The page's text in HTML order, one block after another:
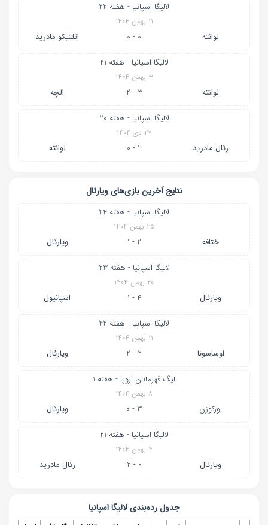
لالیگا اسپانیا - هفته 22
۱۱ بهمن ۱۴۰۴
لوانته 0 - 0 اتلتیکو مادرید
لالیگا اسپانیا - هفته 21
۳ بهمن ۱۴۰۴
لوانته 3 - 2 الچه
لالیگا اسپانیا - هفته 20
۲۷ دی ۱۴۰۴
رئال مادرید 2 - 0 لوانته
نتایج آخرین بازی‌های ویارئال
لالیگا اسپانیا - هفته 24
۲۵ بهمن ۱۴۰۴
ختافه 2 - 1 ویارئال
لالیگا اسپانیا - هفته 23
۲۰ بهمن ۱۴۰۴
ویارئال 4 - 1 اسپانیول
لالیگا اسپانیا - هفته 22
۱۱ بهمن ۱۴۰۴
اوساسونا 2 - 2 ویارئال
لیگ قهرمانان اروپا - هفته 1
۸ بهمن ۱۴۰۴
لورکوزن 3 - 0 ویارئال
لالیگا اسپانیا - هفته 21
۴ بهمن ۱۴۰۴
ویارئال 0 - 2 رئال مادرید
جدول رده‌بندیلالیگا اسپانیا